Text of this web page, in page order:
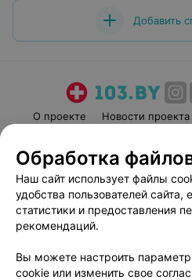
Добавить
О проекте Новости проекта
Пользовательское
Вакансии
Написать
Обработка
Обработка
Наш сайт использует файлы
удобства пользователей сайта,
статистики и предоставления
рекомендаций.
Вы можете настроить
cookie или изменить свое